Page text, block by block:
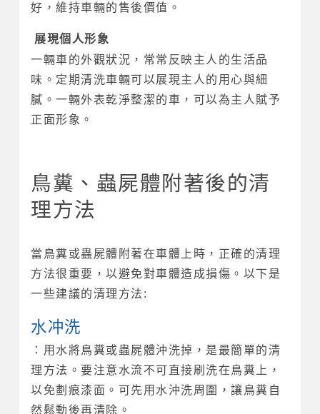
好，維持車輛的售後價值。
展現個人形象
一輛車的外觀狀況，常常反映主人的生活品
味。定期清洗車輛可以展現主人的用心與細
膩。一輛外表乾淨整潔的車，可以為主人賦予
正面形象。
鳥糞、蟲屍體附著後的清
理方法
當鳥糞或蟲屍體附著在車體上時，正確的清理
方法很重要，以避免對車體造成損傷。以下是
一些建議的清理方法:
水冲洗
：用水將鳥糞或蟲屍體沖洗掉，是最簡單的清
理方法。要注意水流不可直接刷洗在鳥糞上，
以免劃痕漆面。可先用水沖洗周圍，讓鳥糞自
然鬆動後再清除。